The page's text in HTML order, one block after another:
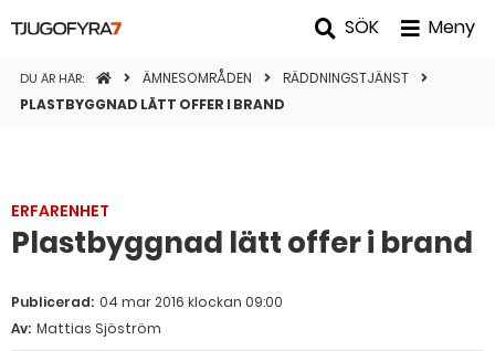
SÖK Meny
DU ÄR HÄR: STARTSIDANÄMNESOMRÅDEN
RÄDDNINGSTJÄNST
PLASTBYGGNAD LÄTT OFFER I BRAND
ERFARENHET
Plastbyggnad lätt offer i brand
Publicerad: 04 mar 2016 klockan 09:00
Av: Mattias Sjöström